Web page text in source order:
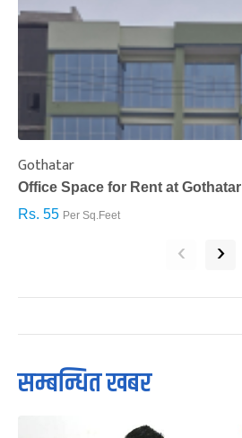
Gothatar
Office Space for Rent at Gothatar
Rs. 55 Per Sq.Feet
‹ ›
सम्बन्धित खबर